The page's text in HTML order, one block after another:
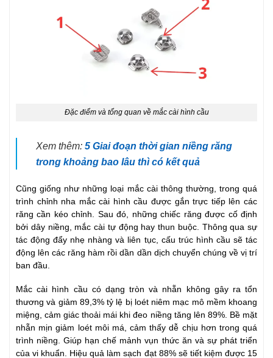
Đặc điểm và tổng quan về mắc cài hình cầu
Xem thêm: 5 Giai đoạn thời gian niềng răng
trong khoảng bao lâu thì có kết quả
Cũng giống như những loại mắc cài thông thường, trong quá
trình chỉnh nha mắc cài hình cầu được gắn trực tiếp lên các
răng cần kéo chỉnh. Sau đó, những chiếc răng được cố định
bởi dây niềng, mắc cài tự động hay thun buộc. Thông qua sự
tác động đẩy nhẹ nhàng và liên tục, cấu trúc hình cầu sẽ tác
động lên các răng hàm rồi dần dần dịch chuyển chúng về vị trí
ban đầu.
Mắc cài hình cầu có dạng tròn và nhẵn không gây ra tổn
thương và giảm 89,3% tỷ lệ bị loét niêm mạc mô mềm khoang
miệng, cảm giác thoải mái khi đeo niềng tăng lên 89%. Bề mặt
nhẵn mịn giảm loét môi má, cảm thấy dễ chịu hơn trong quá
trình niềng. Giúp hạn chế mảnh vụn thức ăn và sự phát triển
của vi khuẩn. Hiệu quả làm sạch đạt 88% sẽ tiết kiệm được 15